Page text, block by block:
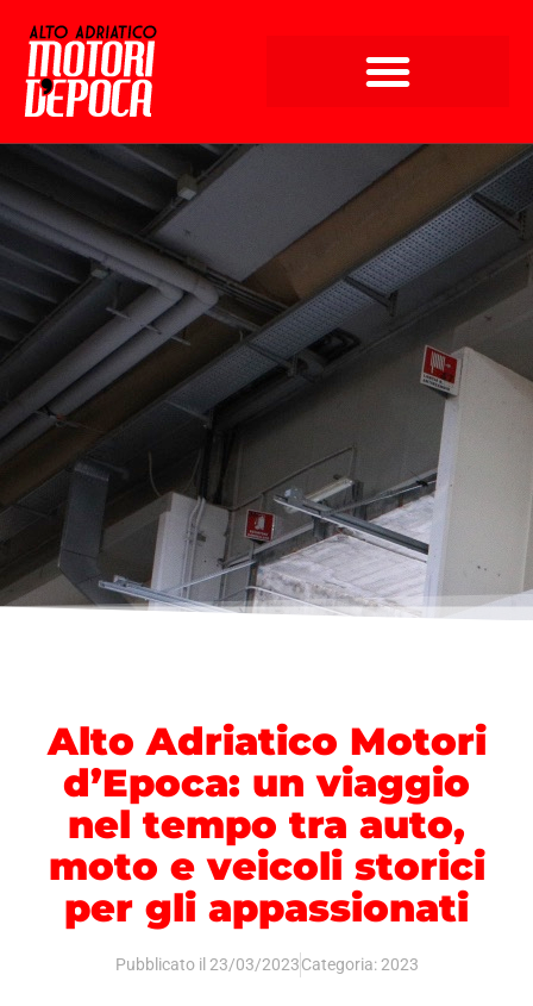
Alto Adriatico Motori
d’Epoca: un viaggio
nel tempo tra auto,
moto e veicoli storici
per gli appassionati
Pubblicato il 23/03/2023Categoria: 2023